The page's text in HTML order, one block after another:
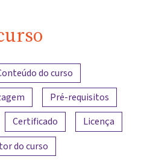
do curso
Pré-requisitos
Certificado
Licença
do curso